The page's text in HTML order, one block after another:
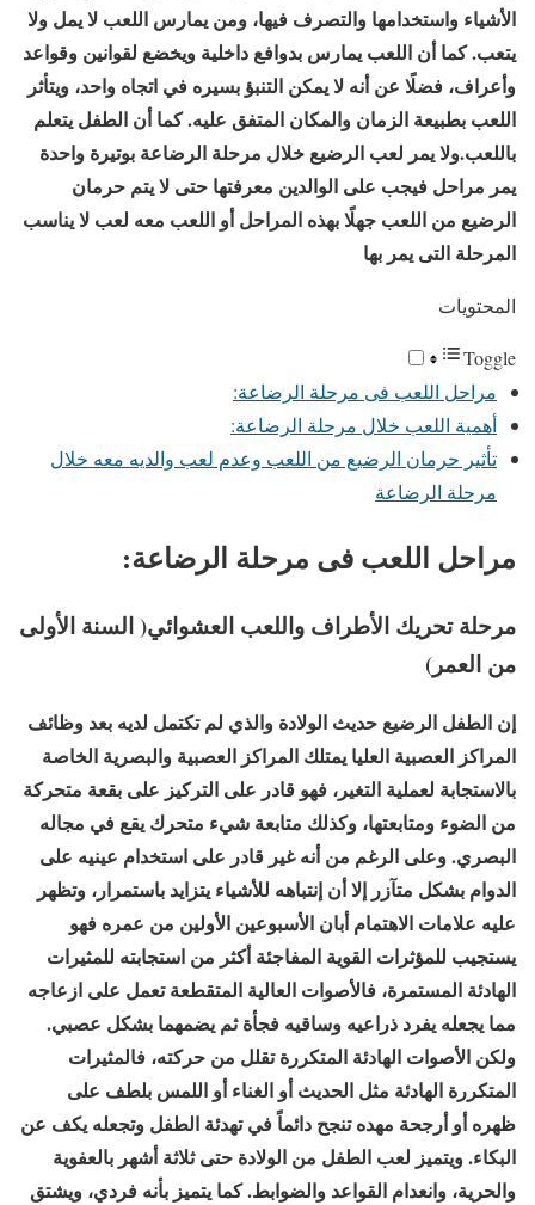
الأشياء واستخدامها والتصرف فيها، ومن يمارس اللعب لا يمل ولا
يتعب. كما أن اللعب يمارس بدوافع داخلية ويخضع لقوانين وقواعد
وأعراف، فضلًا عن أنه لا يمكن التنبؤ بسيره في اتجاه واحد، ويتأثر
اللعب بطبيعة الزمان والمكان المتفق عليه. كما أن الطفل يتعلم
باللعب.ولا يمر لعب الرضيع خلال مرحلة الرضاعة بوتيرة واحدة
يمر مراحل فيجب على الوالدين معرفتها حتى لا يتم حرمان
الرضيع من اللعب جهلًا بهذه المراحل أو اللعب معه لعب لا يناسب
المرحلة التى يمر بها
المحتويات
Toggle
مراحل اللعب فى مرحلة الرضاعة:
أهمية اللعب خلال مرحلة الرضاعة:
تأثير حرمان الرضيع من اللعب وعدم لعب والديه معه خلال
مرحلة الرضاعة
مراحل اللعب فى مرحلة الرضاعة:
مرحلة تحريك الأطراف واللعب العشوائي( السنة الأولى
من العمر)
إن الطفل الرضيع حديث الولادة والذي لم تكتمل لديه بعد وظائف
المراكز العصبية العليا يمتلك المراكز العصبية والبصرية الخاصة
بالاستجابة لعملية التغير، فهو قادر على التركيز على بقعة متحركة
من الضوء ومتابعتها، وكذلك متابعة شيء متحرك يقع في مجاله
البصري. وعلى الرغم من أنه غير قادر على استخدام عينيه على
الدوام بشكل متآزر إلا أن إنتباهه للأشياء يتزايد باستمرار، وتظهر
عليه علامات الاهتمام أبان الأسبوعين الأولين من عمره فهو
يستجيب للمؤثرات القوية المفاجئة أكثر من استجابته للمثيرات
الهادئة المستمرة، فالأصوات العالية المتقطعة تعمل على ازعاجه
مما يجعله يفرد ذراعيه وساقيه فجأة ثم يضمهما بشكل عصبي.
ولكن الأصوات الهادئة المتكررة تقلل من حركته، فالمثيرات
المتكررة الهادئة مثل الحديث أو الغناء أو اللمس بلطف على
ظهره أو أرجحة مهده تنجح دائماً في تهدئة الطفل وتجعله يكف عن
البكاء. ويتميز لعب الطفل من الولادة حتى ثلاثة أشهر بالعفوية
والحرية، وانعدام القواعد والضوابط. كما يتميز بأنه فردي، ويشتق